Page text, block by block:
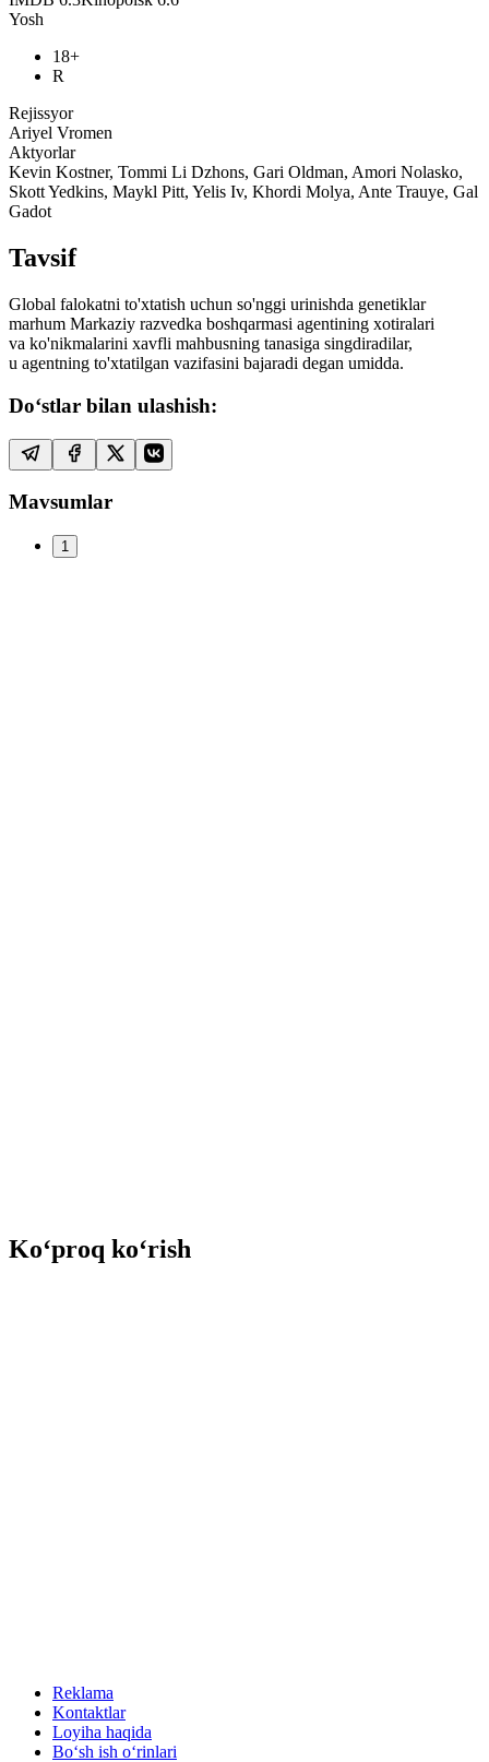
Yosh
18+
R
Rejissyor
Ariyel Vromen
Aktyorlar
Kevin Kostner, Tommi Li Dzhons, Gari Oldman, Amori Nolasko,
Skott Yedkins, Maykl Pitt, Yelis Iv, Khordi Molya, Ante Trauye, Gal
Gadot
Tavsif
Global falokatni to'xtatish uchun so'nggi urinishda genetiklar
marhum Markaziy razvedka boshqarmasi agentining xotiralari
va ko'nikmalarini xavfli mahbusning tanasiga singdiradilar,
u agentning to'xtatilgan vazifasini bajaradi degan umidda.
Do‘stlar bilan ulashish:
Mavsumlar
1
Ko‘proq ko‘rish
Reklama
Kontaktlar
Loyiha haqida
Bo‘sh ish o‘rinlari